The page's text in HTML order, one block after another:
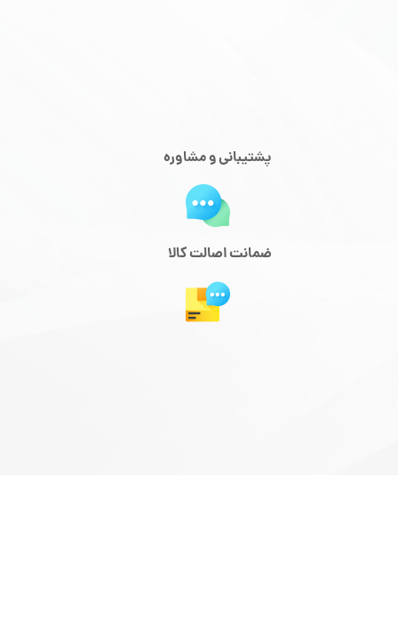
پشتیبانی و مشاوره
ضمانت اصالت کالا